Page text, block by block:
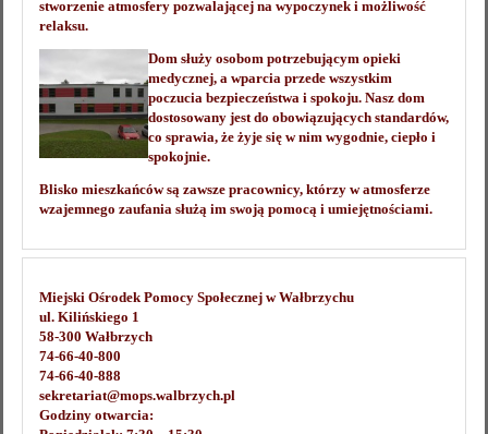
stworzenie atmosfery pozwalającej na wypoczynek i możliwość
relaksu.
Dom służy osobom potrzebującym opieki
medycznej, a wparcia przede wszystkim
poczucia bezpieczeństwa i spokoju. Nasz dom
dostosowany jest do obowiązujących standardów,
co sprawia, że żyje się w nim wygodnie, ciepło i
spokojnie.
Blisko mieszkańców są zawsze pracownicy, którzy w atmosferze
wzajemnego zaufania służą im swoją pomocą i umiejętnościami.
Miejski Ośrodek Pomocy Społecznej w Wałbrzychu
ul. Kilińskiego 1
58-300 Wałbrzych
74-66-40-800
74-66-40-888
sekretariat@mops.walbrzych.pl
Godziny otwarcia: